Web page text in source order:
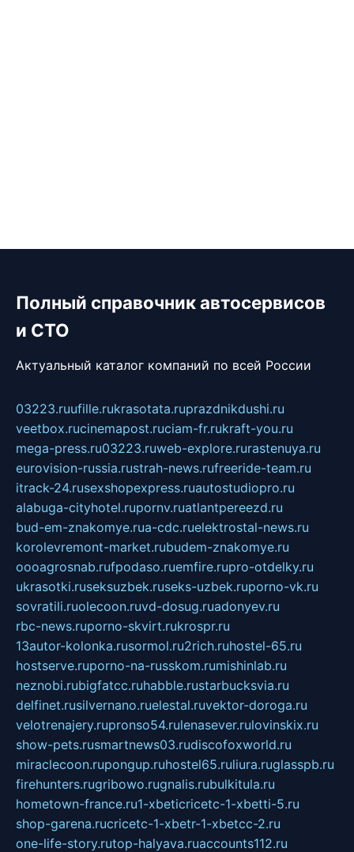
Полный справочник автосервисов
и СТО
Актуальный каталог компаний по всей России
03223.ruufille.rukrasotata.ruprazdnikdushi.ru
veetbox.rucinemapost.ruciam-fr.rukraft-you.ru
mega-press.ru03223.ruweb-explore.rurastenuya.ru
eurovision-russia.rustrah-news.rufreeride-team.ru
itrack-24.rusexshopexpress.ruautostudiopro.ru
alabuga-cityhotel.rupornv.ruatlantpereezd.ru
bud-em-znakomye.rua-cdc.ruelektrostal-news.ru
korolevremont-market.rubudem-znakomye.ru
oooagrosnab.rufpodaso.ruemfire.rupro-otdelky.ru
ukrasotki.ruseksuzbek.ruseks-uzbek.ruporno-vk.ru
sovratili.ruolecoon.ruvd-dosug.ruadonyev.ru
rbc-news.ruporno-skvirt.rukrospr.ru
13autor-kolonka.rusormol.ru2rich.ruhostel-65.ru
hostserve.ruporno-na-russkom.rumishinlab.ru
neznobi.rubigfatcc.ruhabble.rustarbucksvia.ru
delfinet.rusilvernano.ruelestal.ruvektor-doroga.ru
velotrenajery.rupronso54.rulenasever.rulovinskix.ru
show-pets.rusmartnews03.rudiscofoxworld.ru
miraclecoon.rupongup.ruhostel65.ruliura.ruglasspb.ru
firehunters.rugribowo.rugnalis.rubulkitula.ru
hometown-france.ru1-xbeticricetc-1-xbetti-5.ru
shop-garena.rucricetc-1-xbetr-1-xbetcc-2.ru
one-life-story.rutop-halyava.ruaccounts112.ru